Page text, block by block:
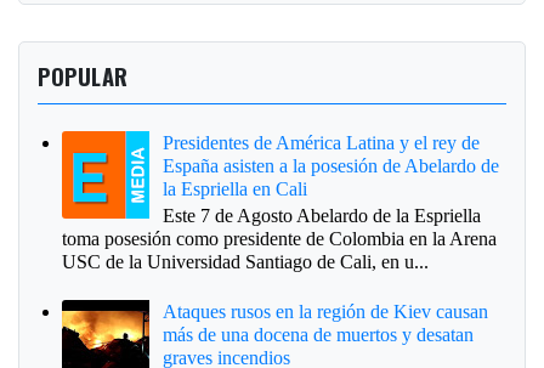
POPULAR
Presidentes de América Latina y el rey de
España asisten a la posesión de Abelardo de
la Espriella en Cali
Este 7 de Agosto Abelardo de la Espriella
toma posesión como presidente de Colombia en la Arena
USC de la Universidad Santiago de Cali, en u...
Ataques rusos en la región de Kiev causan
más de una docena de muertos y desatan
graves incendios